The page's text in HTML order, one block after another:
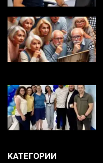
KАТЕГОРИИ